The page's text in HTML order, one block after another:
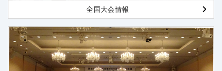
全国大会情報